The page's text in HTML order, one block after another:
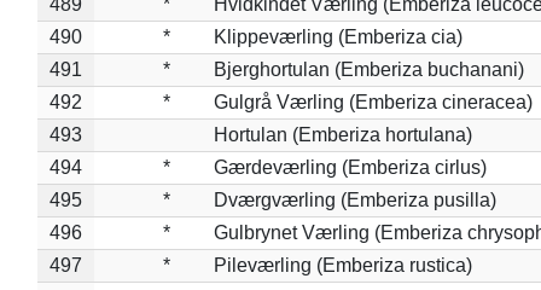
490
*
Klippeværling (Emberiza cia)
491
*
Bjerghortulan (Emberiza buchanani)
492
*
Gulgrå Værling (Emberiza cineracea)
493
Hortulan (Emberiza hortulana)
494
*
Gærdeværling (Emberiza cirlus)
495
*
Dværgværling (Emberiza pusilla)
496
*
Gulbrynet Værling (Emberiza
497
*
Pileværling (Emberiza rustica)